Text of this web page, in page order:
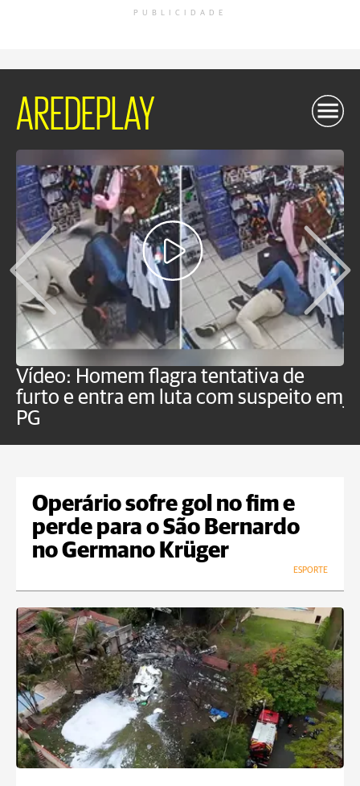
PUBLICIDADE
AREDEPLAY
Vídeo: Homem flagra tentativa de
furto e entra em luta com suspeito em
PG
Operário sofre gol no fim e
perde para o São Bernardo
no Germano Krüger
ESPORTE